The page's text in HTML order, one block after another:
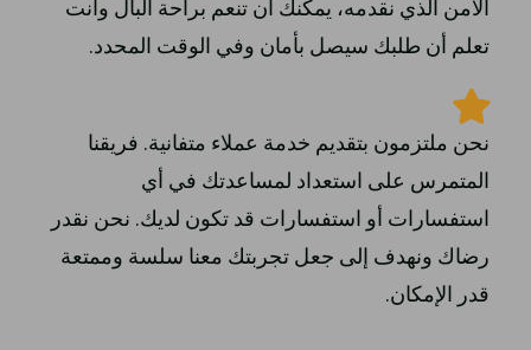
الآمن الذي نقدمه، يمكنك أن تنعم براحة البال وأنت
تعلم أن طلبك سيصل بأمان وفي الوقت المحدد.
نحن ملتزمون بتقديم خدمة عملاء متفانية. فريقنا
المتمرس على استعداد لمساعدتك في أي
استفسارات أو استفسارات قد تكون لديك. نحن نقدر
رضاك ونهدف إلى جعل تجربتك معنا سلسة وممتعة
قدر الإمكان.